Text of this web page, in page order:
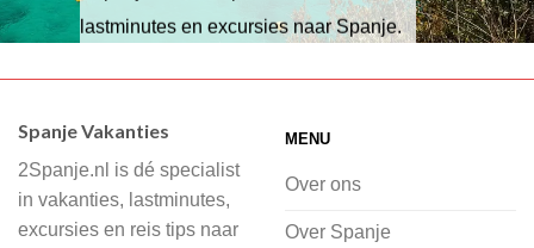
lastminutes en excursies naar Spanje.
Wij hebben een breed scala aan
of je nu wilt relaxen op het strand,
cultuur wilt ontdekken of avontuur zoekt
in de natuur.
Spanje Vakanties
2Spanje.nl is dé specialist
in vakanties, lastminutes,
excursies en reis tips naar
MENU
Over ons
Over Spanje